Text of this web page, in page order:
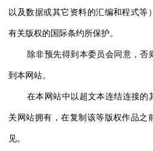
以及数据或其它资料的汇编和程式等
有关版权的国际条约所保护。
除非预先得到本委员会同意，否
到本网站。
在本网站中以超文本连结连接的
关网站拥有，在复制该等版权作品之
见。